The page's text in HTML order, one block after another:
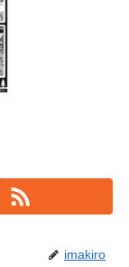
imakiro